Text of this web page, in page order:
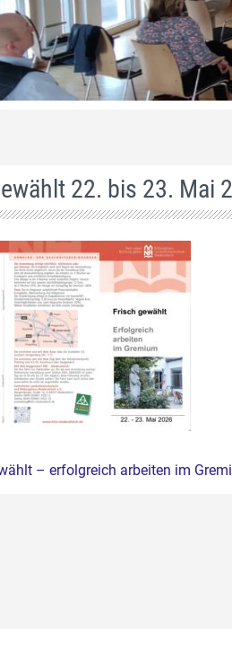
22. bis 23. Mai
– erfolgreich arbeiten im